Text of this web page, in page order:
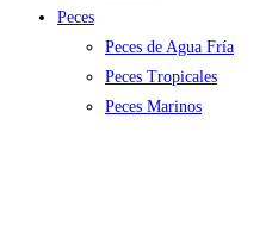
Peces
Peces de Agua Fría
Peces Tropicales
Peces Marinos